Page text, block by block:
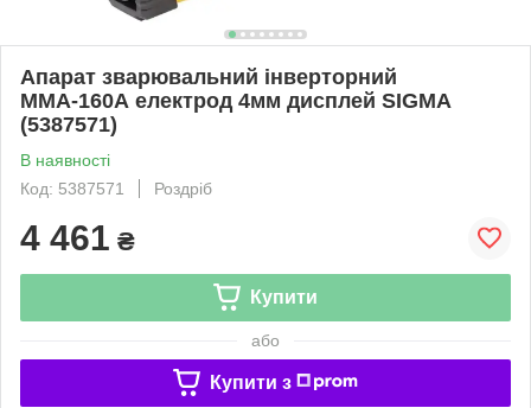
Апарат зварювальний інверторний
ММА-160А електрод 4мм дисплей SIGMA
(5387571)
В наявності
Код: 5387571
Роздріб
4 461 ₴
Купити
або
Купити з